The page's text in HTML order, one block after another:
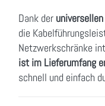
Dank der
die
Netzwerkschränke
ist im Lieferumfang
schnell und einfach